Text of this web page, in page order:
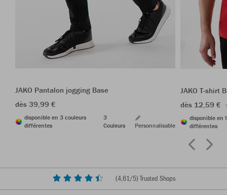
JAKO Pantalon jogging Base
dès 39,99 €
disponible en 3 couleurs
différentes
3
Couleurs
Personnalisable
JAKO T-shirt
dès 12,59 €
disponible en
différentes
(4,61/5) Trusted Shops